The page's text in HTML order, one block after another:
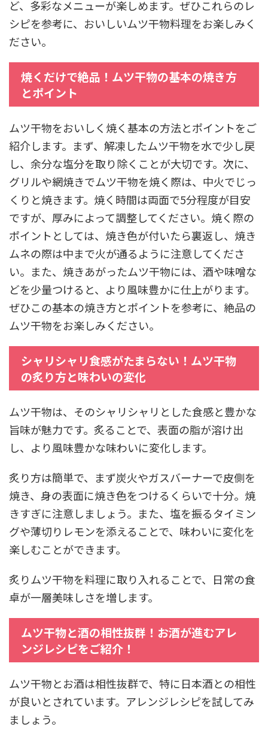
ど、多彩なメニューが楽しめます。ぜひこれらのレ
シピを参考に、おいしいムツ干物料理をお楽しみく
ださい。
焼くだけで絶品！ムツ干物の基本の焼き方
とポイント
ムツ干物をおいしく焼く基本の方法とポイントをご
紹介します。まず、解凍したムツ干物を水で少し戻
し、余分な塩分を取り除くことが大切です。次に、
グリルや網焼きでムツ干物を焼く際は、中火でじっ
くりと焼きます。焼く時間は両面で5分程度が目安
ですが、厚みによって調整してください。焼く際の
ポイントとしては、焼き色が付いたら裏返し、焼き
ムネの際は中まで火が通るように注意してくださ
い。また、焼きあがったムツ干物には、酒や味噌な
どを少量つけると、より風味豊かに仕上がります。
ぜひこの基本の焼き方とポイントを参考に、絶品の
ムツ干物をお楽しみください。
シャリシャリ食感がたまらない！ムツ干物
の炙り方と味わいの変化
ムツ干物は、そのシャリシャリとした食感と豊かな
旨味が魅力です。炙ることで、表面の脂が溶け出
し、より風味豊かな味わいに変化します。
炙り方は簡単で、まず炭火やガスバーナーで皮側を
焼き、身の表面に焼き色をつけるくらいで十分。焼
きすぎに注意しましょう。また、塩を振るタイミン
グや薄切りレモンを添えることで、味わいに変化を
楽しむことができます。
炙りムツ干物を料理に取り入れることで、日常の食
卓が一層美味しさを増します。
ムツ干物と酒の相性抜群！お酒が進むアレ
ンジレシピをご紹介！
ムツ干物とお酒は相性抜群で、特に日本酒との相性
が良いとされています。アレンジレシピを試してみ
ましょう。